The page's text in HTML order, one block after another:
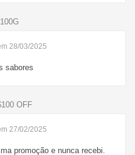
28/03/2025
sabores
OFF
27/02/2025
promoção e nunca recebi.